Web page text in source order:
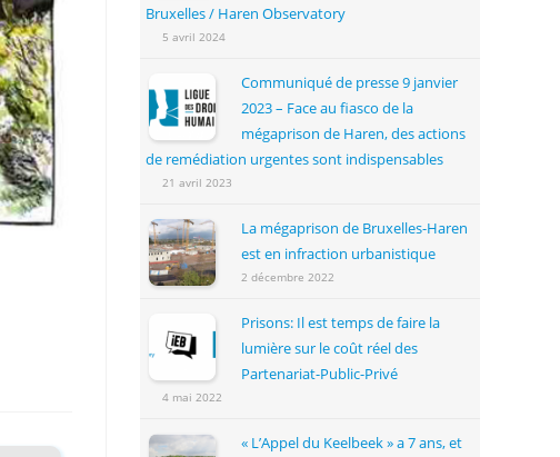
Bruxelles / Haren Observatory
5 avril 2024
Communiqué de presse 9 janvier
2023 – Face au fiasco de la
mégaprison de Haren, des actions
de remédiation urgentes sont indispensables
21 avril 2023
La mégaprison de Bruxelles-Haren
est en infraction urbanistique
2 décembre 2022
Prisons: Il est temps de faire la
lumière sur le coût réel des
Partenariat-Public-Privé
4 mai 2022
« L’Appel du Keelbeek » a 7 ans, et